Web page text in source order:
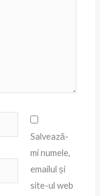
Salvează-
mi numele,
emailul și
site-ul web